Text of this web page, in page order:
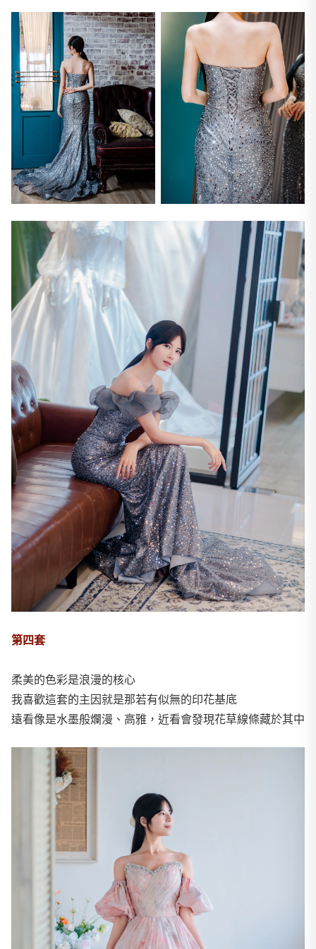
第四套
柔美的色彩是浪漫的核心
我喜歡這套的主因就是那若有似無的印花基底
遠看像是水墨般爛漫、高雅，近看會發現花草線條藏於其中